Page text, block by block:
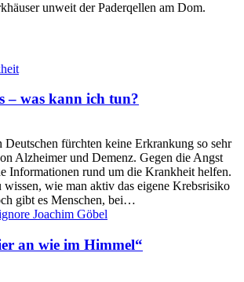
unweit der Paderqellen am Dom.
– was kann ich tun?
Deutschen fürchten keine Erkrankung so sehr
Alzheimer und Demenz. Gegen die Angst
Informationen rund um die Krankheit helfen.
wissen, wie man aktiv das eigene Krebsrisiko
gibt es Menschen, bei…
an wie im Himmel“